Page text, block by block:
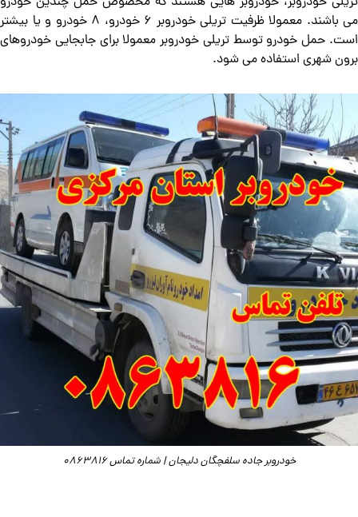
می باشند. معمولا ظرفیت تریلی خودروبر 6 خودرو، 8 خودرو و یا بیشتر
است. حمل خودرو توسط تریلی خودروبر معمولا برای جابجایی خودروهای
برون شهری استفاده می شود.
خودروبر جاده سلفچگان دلیجان | شماره تماس 0863816